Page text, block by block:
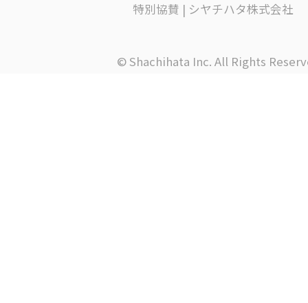
特別協賛 | シヤチハタ株式会社
© Shachihata Inc. All Rights